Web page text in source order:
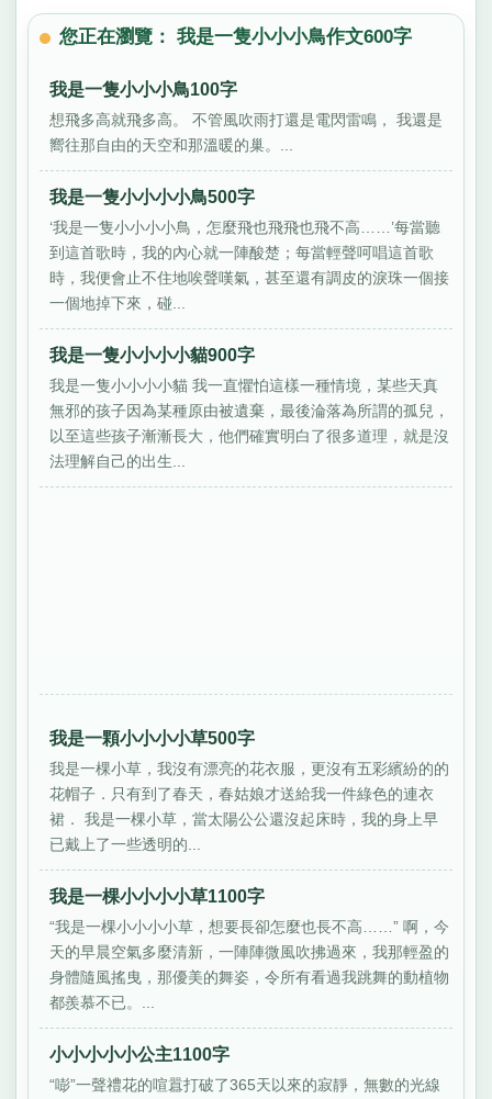
您正在瀏覽： 我是一隻小小小鳥作文600字
我是一隻小小小鳥100字
想飛多高就飛多高。 不管風吹雨打還是電閃雷鳴， 我還是
嚮往那自由的天空和那溫暖的巢。...
我是一隻小小小小鳥500字
‘我是一隻小小小小鳥，怎麼飛也飛飛也飛不高……’每當聽
到這首歌時，我的內心就一陣酸楚；每當輕聲呵唱這首歌
時，我便會止不住地唉聲嘆氣，甚至還有調皮的淚珠一個接
一個地掉下來，碰...
我是一隻小小小小貓900字
我是一隻小小小小貓 我一直懼怕這樣一種情境，某些天真
無邪的孩子因為某種原由被遺棄，最後淪落為所謂的孤兒，
以至這些孩子漸漸長大，他們確實明白了很多道理，就是沒
法理解自己的出生...
我是一顆小小小小草500字
我是一棵小草，我沒有漂亮的花衣服，更沒有五彩繽紛的的
花帽子．只有到了春天，春姑娘才送給我一件綠色的連衣
裙． 我是一棵小草，當太陽公公還沒起床時，我的身上早
已戴上了一些透明的...
我是一棵小小小小草1100字
“我是一棵小小小小草，想要長卻怎麼也長不高……” 啊，今
天的早晨空氣多麼清新，一陣陣微風吹拂過來，我那輕盈的
身體隨風搖曳，那優美的舞姿，令所有看過我跳舞的動植物
都羨慕不已。...
小小小小小公主1100字
“嘭”一聲禮花的喧囂打破了365天以來的寂靜，無數的光線